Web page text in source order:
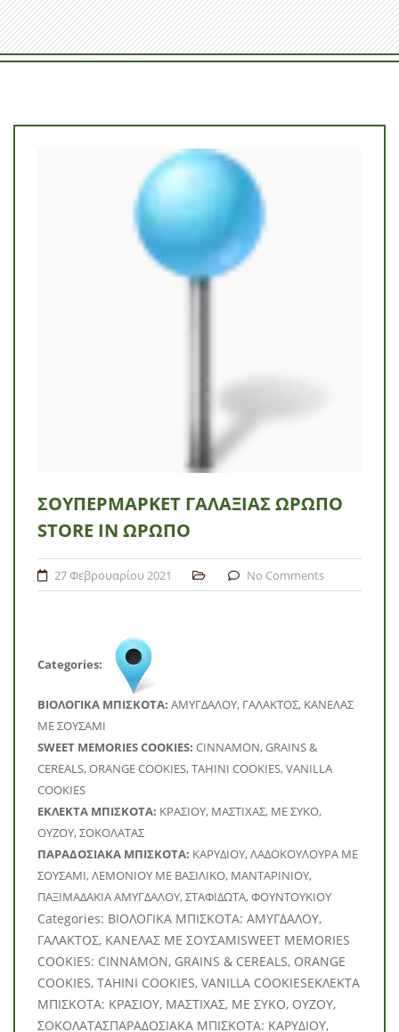
ΣΟΥΠΕΡΜΆΡΚΕΤ ΓΑΛΑΞΊΑΣ ΩΡΩΠΌ
STORE IN ΩΡΩΠΌ
27 Φεβρουαρίου 2021 No Comments
Categories:
BΙΟΛΟΓΙΚΑ ΜΠΙΣΚΟΤΑ: ΑΜΥΓΔΑΛΟΥ, ΓΑΛΑΚΤΟΣ, ΚΑΝΕΛΑΣ
ΜΕ ΣΟΥΣΑΜΙ
SWEET MEMORIES COOKIES: CINNAMON, GRAINS &
CEREALS, ORANGE COOKIES, TAHINI COOKIES, VANILLA
COOKIES
ΕΚΛΕΚΤΑ ΜΠΙΣΚΟΤΑ: ΚΡΑΣΙΟΥ, ΜΑΣΤΙΧΑΣ, ΜΕ ΣΥΚΟ,
ΟΥΖΟΥ, ΣΟΚΟΛΑΤΑΣ
ΠΑΡΑΔΟΣΙΑΚΑ ΜΠΙΣΚΟΤΑ: ΚΑΡΥΔΙΟΥ, ΛΑΔΟΚΟΥΛΟΥΡΑ ΜΕ
ΣΟΥΣΑΜΙ, ΛΕΜΟΝΙΟΥ ΜΕ ΒΑΣΙΛΙΚΟ, ΜΑΝΤΑΡΙΝΙΟΥ,
ΠΑΞΙΜΑΔΑΚΙΑ ΑΜΥΓΔΑΛΟΥ, ΣΤΑΦΙΔΩΤΑ, ΦΟΥΝΤΟΥΚΙΟΥ
Categories: BΙΟΛΟΓΙΚΑ ΜΠΙΣΚΟΤΑ: ΑΜΥΓΔΑΛΟΥ,
ΓΑΛΑΚΤΟΣ, ΚΑΝΕΛΑΣ ΜΕ ΣΟΥΣΑΜΙSWEET MEMORIES
COOKIES: CINNAMON, GRAINS & CEREALS, ORANGE
COOKIES, TAHINI COOKIES, VANILLA COOKIESΕΚΛΕΚΤΑ
ΜΠΙΣΚΟΤΑ: ΚΡΑΣΙΟΥ, ΜΑΣΤΙΧΑΣ, ΜΕ ΣΥΚΟ, ΟΥΖΟΥ,
ΣΟΚΟΛΑΤΑΣΠΑΡΑΔΟΣΙΑΚΑ ΜΠΙΣΚΟΤΑ: ΚΑΡΥΔΙΟΥ,